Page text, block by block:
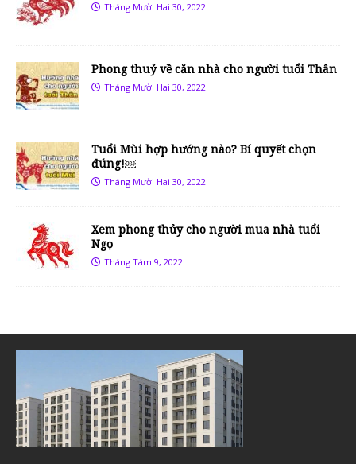
Tháng Mười Hai 30, 2022
Phong thuỷ về căn nhà cho người tuổi Thân
Tháng Mười Hai 30, 2022
Tuổi Mùi hợp hướng nào? Bí quyết chọn
đúng!￼
Tháng Mười Hai 30, 2022
Xem phong thủy cho người mua nhà tuổi
Ngọ
Tháng Tám 9, 2022